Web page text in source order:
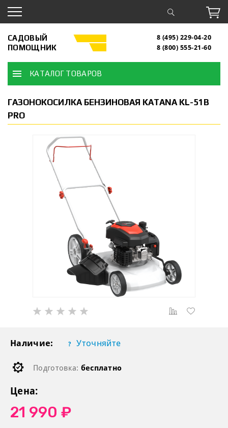
САДОВЫЙ
ПОМОЩНИК
8 (495) 229-04-20
8 (800) 555-21-60
КАТАЛОГ ТОВАРОВ
ГАЗОНОКОСИЛКА БЕНЗИНОВАЯ KATANA KL-51B
PRO
Наличие: Уточняйте
Подготовка: бесплатно
Цена:
21 990 ₽